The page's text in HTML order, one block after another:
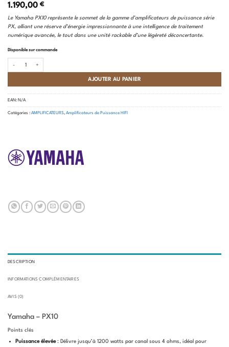
1.190,00 €
Le Yamaha PX10 représente le sommet de la gamme d’amplificateurs de puissance série
PX, alliant une réserve d’énergie impressionnante à une intelligence de traitement
numérique avancée, le tout dans une unité rackable d’une légèreté déconcertante.
Disponible sur commande
AJOUTER AU PANIER
EAN: N/A
Catégories : AMPLIFICATEURS, Amplificateurs de Puissance HIFI
DESCRIPTION
INFORMATIONS COMPLÉMENTAIRES
AVIS (0)
Yamaha – PX10
Points clés
Puissance élevée: Délivre jusqu’à 1200 watts par canal sous 4 ohms, idéal pour